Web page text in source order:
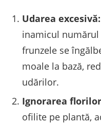
Udarea excesivă:
inamicul numărul
frunzele se
moale la bază,
udărilor.
Ignorarea
ofilite pe plantă,